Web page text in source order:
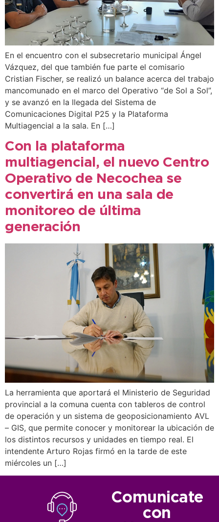
En el encuentro con el subsecretario municipal Ángel
Vázquez, del que también fue parte el comisario
Cristian Fischer, se realizó un balance acerca del trabajo
mancomunado en el marco del Operativo “de Sol a Sol”,
y se avanzó en la llegada del Sistema de
Comunicaciones Digital P25 y la Plataforma
Multiagencial a la sala. En […]
Con la plataforma
multiagencial, el nuevo Centro
Operativo de Necochea se
convertirá en una sala de
monitoreo de última
generación
La herramienta que aportará el Ministerio de Seguridad
provincial a la comuna cuenta con tableros de control
de operación y un sistema de geoposicionamiento AVL
– GIS, que permite conocer y monitorear la ubicación de
los distintos recursos y unidades en tiempo real. El
intendente Arturo Rojas firmó en la tarde de este
miércoles un […]
Comunicate
con